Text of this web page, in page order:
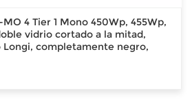
4 Tier 1 Mono 450Wp, 455Wp,
vidrio cortado a la mitad,
completamente negro,